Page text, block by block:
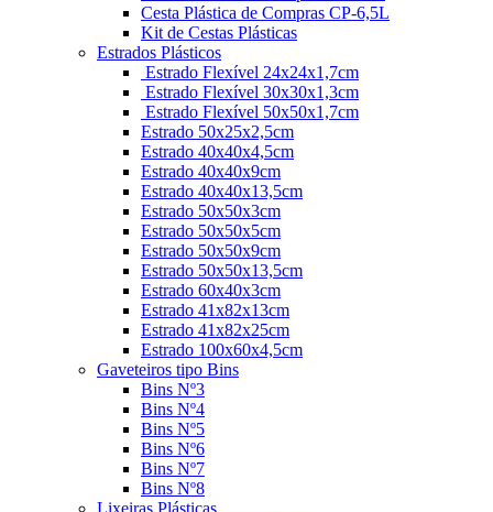
Cesta Plástica de Compras CP-6,5L
Kit de Cestas Plásticas
Estrados Plásticos
Estrado Flexível 24x24x1,7cm
Estrado Flexível 30x30x1,3cm
Estrado Flexível 50x50x1,7cm
Estrado 50x25x2,5cm
Estrado 40x40x4,5cm
Estrado 40x40x9cm
Estrado 40x40x13,5cm
Estrado 50x50x3cm
Estrado 50x50x5cm
Estrado 50x50x9cm
Estrado 50x50x13,5cm
Estrado 60x40x3cm
Estrado 41x82x13cm
Estrado 41x82x25cm
Estrado 100x60x4,5cm
Gaveteiros tipo Bins
Bins Nº3
Bins Nº4
Bins Nº5
Bins Nº6
Bins Nº7
Bins Nº8
Lixeiras Plásticas